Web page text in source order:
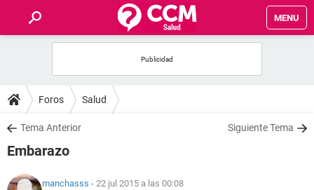
MENU
FOROS
SALUD
Foros Salud
Tema Anterior Siguiente Tema
Embarazo
manchasss - 22 jul 2015 a las 00:08